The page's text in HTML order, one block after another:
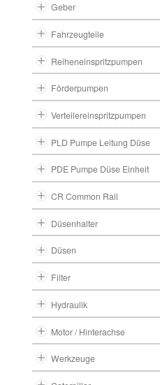
Geber
Fahrzeugteile
Reiheneinspritzpumpen
Förderpumpen
Verteilereinspritzpumpen
PLD Pumpe Leitung Düse
PDE Pumpe Düse Einheit
CR Common Rail
Düsenhalter
Düsen
Filter
Hydraulik
Motor / Hinterachse
Werkzeuge